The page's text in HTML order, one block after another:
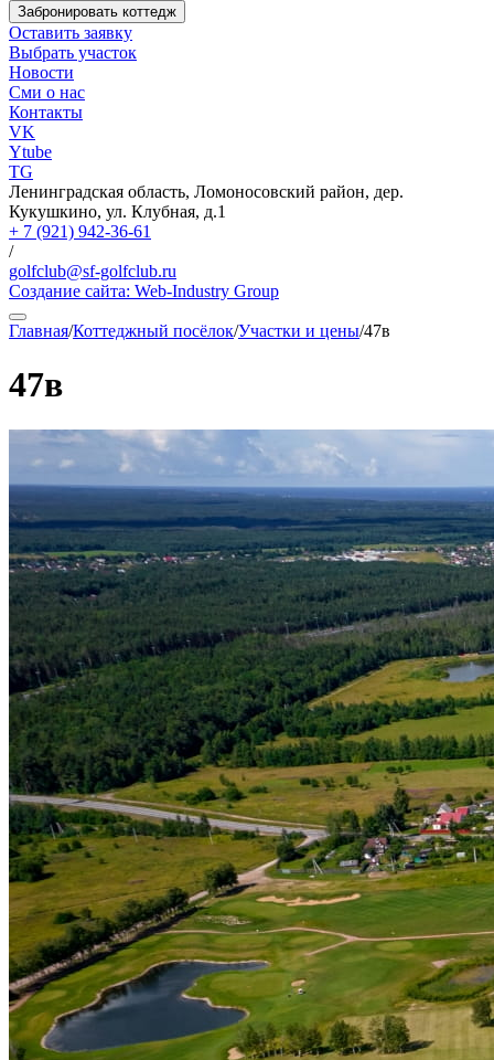
Забронировать коттедж
Оставить заявку
Выбрать участок
Новости
Сми о нас
Контакты
VK
Ytube
TG
Ленинградская область, Ломоносовский район, дер.
Кукушкино, ул. Клубная, д.1
+ 7 (921) 942-36-61
/
golfclub@sf-golfclub.ru
Создание сайта: Web-Industry Group
Главная/Коттеджный посёлок/Участки и цены/47в
47в